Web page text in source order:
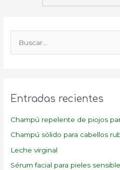
r
p
o
Entradas recientes
Champú repelente de piojos
Champú sólido para cabellos
Leche virginal
Sérum facial para pieles